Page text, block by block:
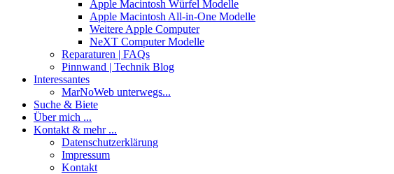
Apple Macintosh Würfel Modelle
Apple Macintosh All-in-One Modelle
Weitere Apple Computer
NeXT Computer Modelle
Reparaturen | FAQs
Pinnwand | Technik Blog
Interessantes
MarNoWeb unterwegs...
Suche & Biete
Über mich ...
Kontakt & mehr ...
Datenschutzerklärung
Impressum
Kontakt